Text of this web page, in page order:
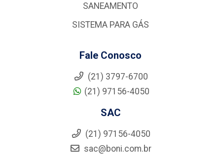
SANEAMENTO
SISTEMA PARA GÁS
Fale Conosco
(21) 3797-6700
(21) 97156-4050
SAC
(21) 97156-4050
sac@boni.com.br